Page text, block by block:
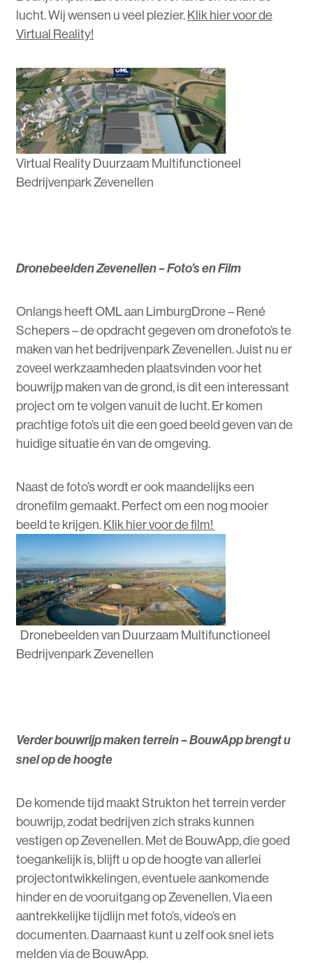
lucht. Wij wensen u veel plezier.Klik hier voor de
Virtual Reality!
Virtual Reality Duurzaam Multifunctioneel
Bedrijvenpark Zevenellen
Dronebeelden Zevenellen – Foto’s en Film
Onlangs heeft OML aan LimburgDrone – René
Schepers – de opdracht gegeven om dronefoto’s te
maken van het bedrijvenpark Zevenellen. Juist nu er
zoveel werkzaamheden plaatsvinden voor het
bouwrijp maken van de grond, is dit een interessant
project om te volgen vanuit de lucht. Er komen
prachtige foto’s uit die een goed beeld geven van de
huidige situatie én van de omgeving.
Naast de foto’s wordt er ook maandelijks een
dronefilm gemaakt. Perfect om een nog mooier
beeld te krijgen.Klik hier voor de film!
Dronebeelden van Duurzaam Multifunctioneel
Bedrijvenpark Zevenellen
Verder bouwrijp maken terrein – BouwApp brengt u
snel op de hoogte
De komende tijd maakt Strukton het terrein verder
bouwrijp, zodat bedrijven zich straks kunnen
vestigen op Zevenellen. Met de BouwApp, die goed
toegankelijk is, blijft u op de hoogte van allerlei
projectontwikkelingen, eventuele aankomende
hinder en de vooruitgang op Zevenellen. Via een
aantrekkelijke tijdlijn met foto’s, video’s en
documenten. Daarnaast kunt u zelf ook snel iets
melden via de BouwApp.